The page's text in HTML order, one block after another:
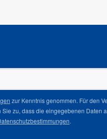
zur Kenntnis genommen. Für den
zu, dass die eingegebenen Daten
.